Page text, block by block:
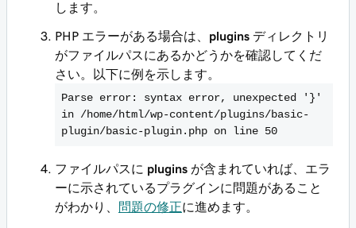
します。
PHP エラーがある場合は、 plugins ディレクトリ
がファイルパスにあるかどうかを確認してくだ
さい。以下に例を示します。
Parse error: syntax error, unexpected '}'
in /home/html/wp-content/plugins/basic-
plugin/basic-plugin.php on line 50
ファイルパスに plugins が含まれていれば、エラ
ーに示されているプラグインに問題があること
がわかり、
問題の修正に進めます。